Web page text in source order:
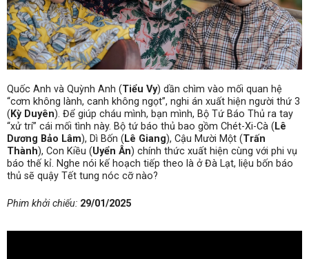
Quốc Anh và Quỳnh Anh (Tiểu Vy) dần chìm vào mối quan hệ
“cơm không lành, canh không ngọt”, nghi án xuất hiện người thứ 3
(Kỳ Duyên). Để giúp cháu mình, bạn mình, Bộ Tứ Báo Thủ ra tay
“xử trí” cái mối tình này. Bộ tứ báo thủ bao gồm Chét-Xi-Cà (Lê
Dương Bảo Lâm), Dì Bốn (Lê Giang), Cậu Mười Một (Trấn
Thành), Con Kiều (Uyển Ân) chính thức xuất hiện cùng với phi vụ
báo thế kỉ. Nghe nói kế hoạch tiếp theo là ở Đà Lạt, liệu bốn báo
thủ sẽ quậy Tết tung nóc cỡ nào?
Phim khởi chiếu: 29/01/2025